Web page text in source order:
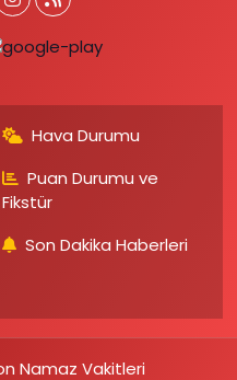
Hava Durumu
Puan Durumu ve
Fikstür
Son Dakika Haberleri
Namaz Vakitleri